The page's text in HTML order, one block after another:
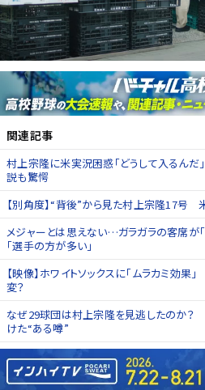
関連記事
村上宗隆に米実況困惑「どうして入るん
説も驚愕
【別角度】“背後”から見た村上宗隆17号
メジャーとは思えない…ガラガラの客席が
「選手の方が多い」
【映像】ホワイトソックスに「ムラカミ効
変？
なぜ29球団は村上宗隆を見逃したのか
けた“ある噂”